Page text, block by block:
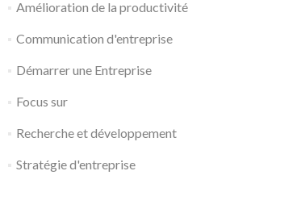
Amélioration de la productivité
Communication d'entreprise
Démarrer une Entreprise
Focus sur
Recherche et développement
Stratégie d'entreprise